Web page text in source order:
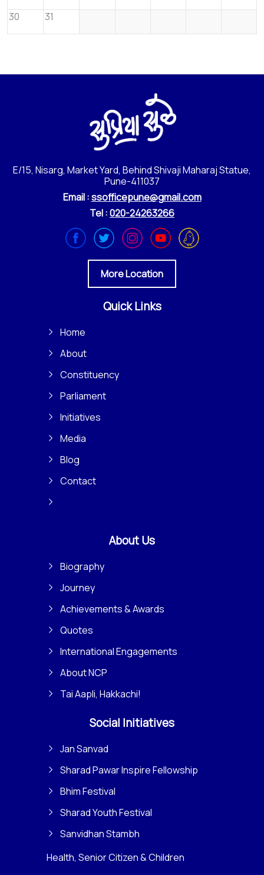
30
31
E/15, Nisarg, Market Yard, Behind Shivaji Maharaj Statue,
Pune-411037
Email :ssofficepune@gmail.com
Tel :020-24263266
More Location
Quick Links
Home
About
Constituency
Parliament
Initiatives
Media
Blog
Contact
About Us
Biography
Journey
Achievements & Awards
Quotes
International Engagements
About NCP
Tai Aapli, Hakkachi!
Social Initiatives
Jan Sanvad
Sharad Pawar Inspire Fellowship
Bhim Festival
Sharad Youth Festival
Sanvidhan Stambh
Health, Senior Citizen & Children